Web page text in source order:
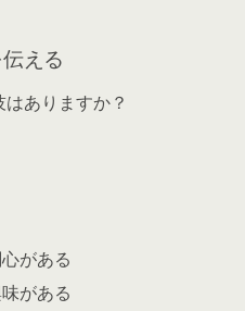
える
ありますか？
がある
がある